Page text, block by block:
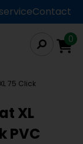
Contact
0
75 Click
XL
PVC